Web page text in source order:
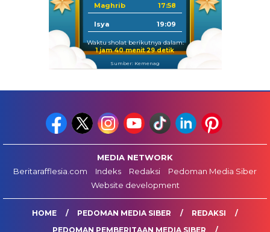
Maghrib 17:58
Isya 19:09
Waktu sholat berikutnya dalam:
1 jam 40 menit 28 detik
Sumber: Kemenag
MEDIA NETWORK
Beritarafflesia.com
Indeks Redaksi
Pedoman Media Siber
Website development
HOME PEDOMAN MEDIA SIBER
REDAKSI
PEDOMAN PEMBERITAAN MEDIA SIBER